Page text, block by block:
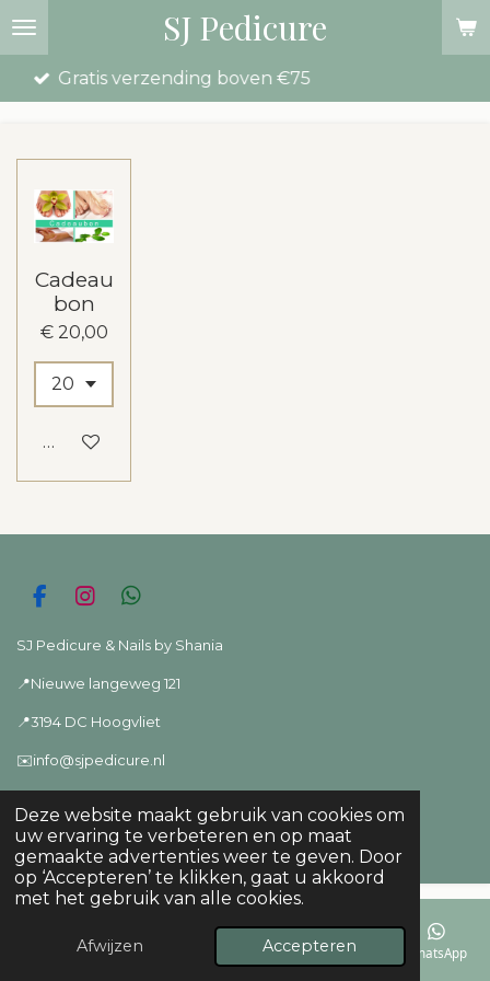
Deze website maakt gebruik van cookies om
uw ervaring te verbeteren en op maat
gemaakte advertenties weer te geven. Door
op ‘Accepteren’ te klikken, gaat u akkoord
met het gebruik van alle cookies.
Afwijzen Accepteren
Ga
direct
naar
SJ Pedicure
verzending boven €75
Cadeau
bon
€ 20,00
In winkelwagen
F
c
b
o
k
I
s
a
r
a
m
W
a
s
p
SJ Pedicure & Nails by Shania
📍Nieuwe langeweg 121
📍3194 DC Hoogvliet
✉️info@sjpedicure.nl
© 2024 - 2026 SJ Pedicure
E-mailadres Telefoonnummer Kaart Facebook WhatsApp